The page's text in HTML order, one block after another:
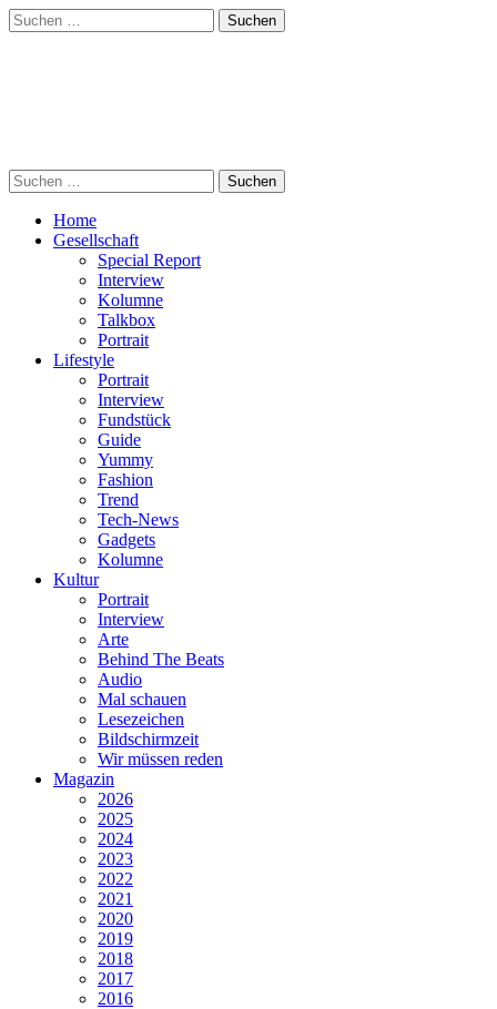
Suchen
nach:
Suchen
nach:
Home
Gesellschaft
Special Report
Interview
Kolumne
Talkbox
Portrait
Lifestyle
Portrait
Interview
Fundstück
Guide
Yummy
Fashion
Trend
Tech-News
Gadgets
Kolumne
Kultur
Portrait
Interview
Arte
Behind The Beats
Audio
Mal schauen
Lesezeichen
Bildschirmzeit
Wir müssen reden
Magazin
2026
2025
2024
2023
2022
2021
2020
2019
2018
2017
2016